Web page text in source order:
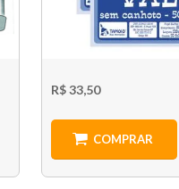
R$ 33,50
COMPRAR